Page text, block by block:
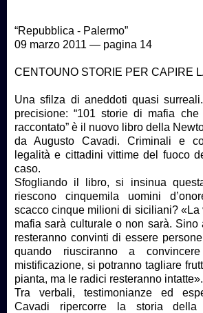
“Repubblica - Palermo”
09 marzo 2011 — pagina 14
CENTOUNO STORIE PER CAPIRE
Una sfilza di aneddoti quasi
precisione: “101 storie di mafia
raccontato” è il nuovo libro della
da Augusto Cavadi. Criminali e
legalità e cittadini vittime del fuoco
caso.
Sfogliando il libro, si insinua
riescono cinquemila uomini
scacco cinque milioni di siciliani? «La
mafia sarà culturale o non sarà. Sino
resteranno convinti di essere
quando riusciranno a
mistificazione, si potranno tagliare
pianta, ma le radici resteranno intatte».
Tra verbali, testimonianze ed
Cavadi ripercorre la storia della